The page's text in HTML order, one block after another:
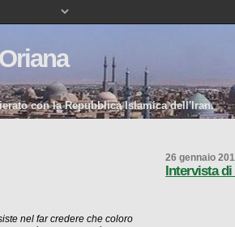
con la Repubblica Islamica dell'Iran.
26 gennaio
Intervista
nel far credere che coloro